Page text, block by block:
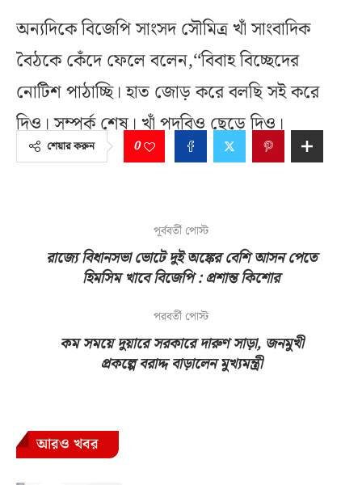
অন্যদিকে বিজেপি সাংসদ সৌমিত্র খাঁ সাংবাদিক
বৈঠকে কেঁদে ফেলে বলেন,‘‘বিবাহ বিচ্ছেদের
নোটিশ পাঠাচ্ছি। হাত জোড় করে বলছি সই করে
দিও। সম্পর্ক শেষ। খাঁ পদবিও ছেড়ে দিও।
শেয়ার করুন 0
পূর্ববর্তী পোস্ট
রাজ্যে বিধানসভা ভোটে দুই অঙ্কের বেশি আসন পেতে
হিমসিম খাবে বিজেপি : প্রশান্ত কিশোর
পরবর্তী পোস্ট
কম সময়ে দুয়ারে সরকারে দারুণ সাড়া, জনমুখী
প্রকল্পে বরাদ্দ বাড়ালেন মুখ্যমন্ত্রী
আরও খবর